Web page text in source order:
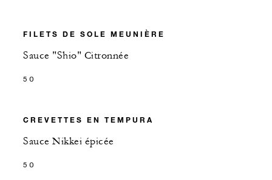
FILETS DE SOLE MEUNIÈRE
Sauce "Shio" Citronnée
50
CREVETTES EN TEMPURA
Sauce Nikkei épicée
50